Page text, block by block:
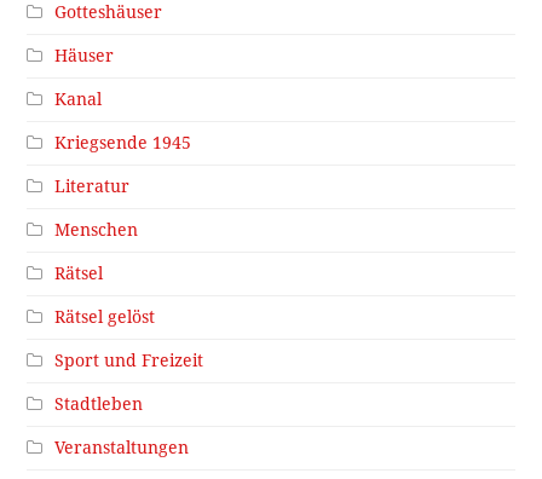
Gotteshäuser
Häuser
Kanal
Kriegsende 1945
Literatur
Menschen
Rätsel
Rätsel gelöst
Sport und Freizeit
Stadtleben
Veranstaltungen